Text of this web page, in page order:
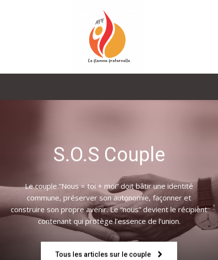
Fraternelle
–
S.O.S Couple
Le couple “Nous = toi + moi” doit bâtir une identité
commune, préserver son autonomie, façonner et
construire son propre avenir. Le “nous” devient le récipient
contenant qui protège l’essence de l’union.
Tous les articles sur le couple